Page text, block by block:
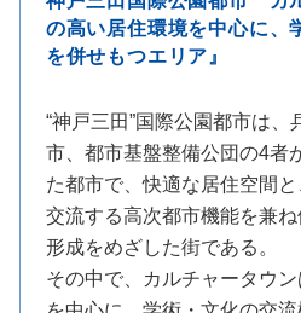
の高い居住環境を中心に、
を併せもつエリア』
“神戸三田”国際公園都市は、
市、都市基盤整備公団の4者
た都市で、快適な居住空間
交流する高次都市機能を兼
形成をめざした街である。
その中で、カルチャータウ